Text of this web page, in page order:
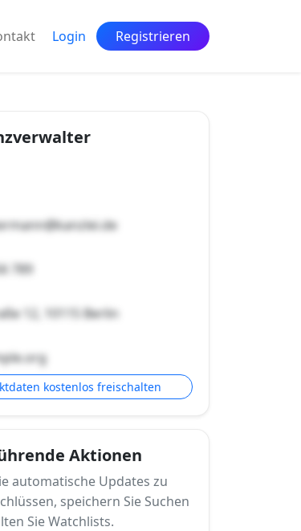
Login Registrieren
789
12, 10115 Berlin
kostenlos freischalten
Aktionen
automatische Updates zu
speichern Sie Suchen
Sie Watchlists.